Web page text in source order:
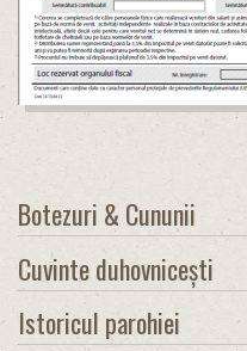
Botezuri & Cununii
Cuvinte duhovnicești
Istoricul parohiei